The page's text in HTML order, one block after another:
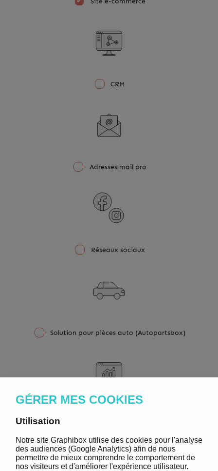
CRM
Adresses mail pro
Réseaux sociaux
Solution pour pièces auto (Autopartsbox)
GÉRER MES COOKIES
Utilisation
Notre site Graphibox utilise des cookies pour l'analyse
des audiences (Google Analytics) afin de nous
permettre de mieux comprendre le comportement de
nos visiteurs et d'améliorer l'expérience utilisateur.